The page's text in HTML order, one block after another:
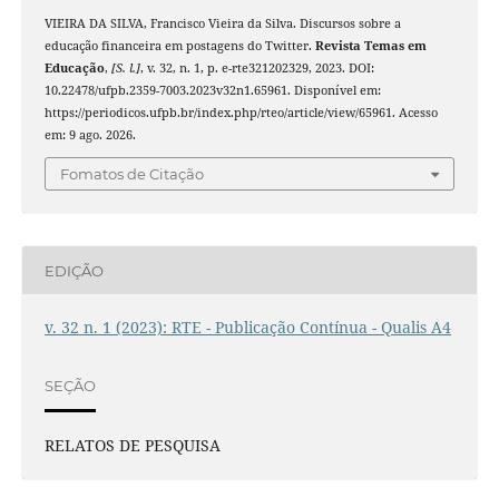
VIEIRA DA SILVA, Francisco Vieira da Silva. Discursos sobre a
educação financeira em postagens do Twitter. Revista Temas em
Educação, [S. l.], v. 32, n. 1, p. e-rte321202329, 2023. DOI:
10.22478/ufpb.2359-7003.2023v32n1.65961. Disponível em:
https://periodicos.ufpb.br/index.php/rteo/article/view/65961. Acesso
em: 9 ago. 2026.
Fomatos de Citação
EDIÇÃO
v. 32 n. 1 (2023): RTE - Publicação Contínua - Qualis A4
SEÇÃO
RELATOS DE PESQUISA